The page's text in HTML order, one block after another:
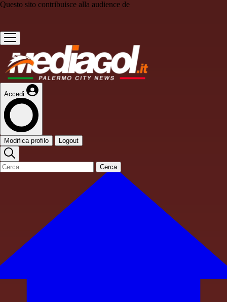
Questo sito contribuisce alla audience de
Accedi
Modifica profilo Logout
Cerca